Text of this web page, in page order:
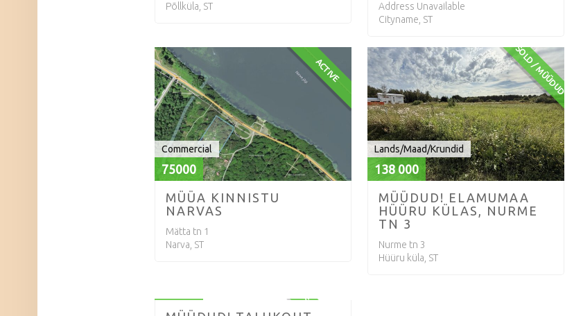
Põllküla, ST
Address Unavailable
Cityname, ST
ACTIVE
Commercial
75000
MÜÜA KINNISTU
NARVAS
Mätta tn 1
Narva, ST
SOLD / MÜÜDUD
Lands/Maad/Krundid
138 000
MÜÜDUD! ELAMUMAA
HÜÜRU KÜLAS, NURME
TN 3
Nurme tn 3
Hüüru küla, ST